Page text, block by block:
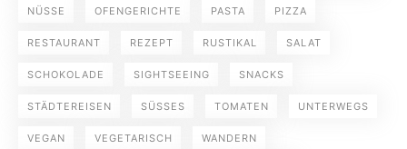
NÜSSE OFENGERICHTE PASTA PIZZA
RESTAURANT REZEPT RUSTIKAL SALAT
SCHOKOLADE SIGHTSEEING SNACKS
STÄDTEREISEN SÜSSES TOMATEN UNTERWEGS
VEGAN VEGETARISCH WANDERN